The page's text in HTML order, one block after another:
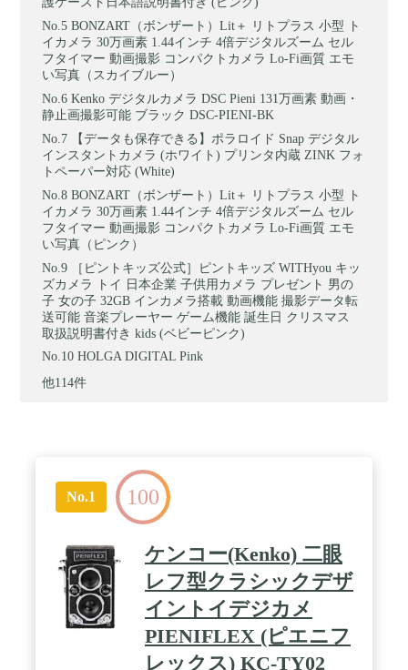
BONZART（ボンザート）Lit＋ リトプラス 小型 ト
イカメラ 30万画素 1.44インチ 4倍デジタルズーム セル
フタイマー 動画撮影 コンパクトカメラ Lo-Fi画質 エモ
い写真（スカイブルー）
Kenko デジタルカメラ DSC Pieni 131万画素 動画・
静止画撮影可能 ブラック DSC-PIENI-BK
【データも保存できる】ポラロイド Snap デジタル
インスタントカメラ (ホワイト) プリンタ内蔵 ZINK フォ
トペーパー対応 (White)
BONZART（ボンザート）Lit＋ リトプラス 小型 ト
イカメラ 30万画素 1.44インチ 4倍デジタルズーム セル
フタイマー 動画撮影 コンパクトカメラ Lo-Fi画質 エモ
い写真（ピンク）
［ピントキッズ公式］ピントキッズ WITHyou キッ
ズカメラ トイ 日本企業 子供用カメラ プレゼント 男の
子 女の子 32GB インカメラ搭載 動画機能 撮影データ転
送可能 音楽プレーヤー ゲーム機能 誕生日 クリスマス
取扱説明書付き kids (ベビーピンク)
HOLGA DIGITAL Pink
他114件
No.1 100
ケンコー(Kenko) 二眼
レフ型クラシックデザ
イントイデジカメ
PIENIFLEX (ピエニフ
レックス) KC-TY02